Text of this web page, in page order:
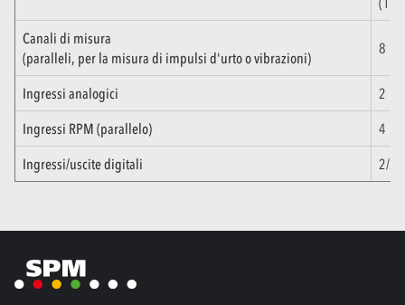
Canali di misura
(paralleli, per la misura di impulsi d'urto o vibrazioni)
8
Ingressi analogici
2
Ingressi RPM (parallelo)
4
Ingressi/uscite digitali
2/2